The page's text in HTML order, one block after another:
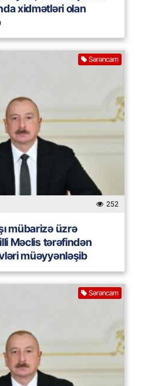
xidmətləri olan
Sərəncam
252
mübarizə üzrə
Məclis tərəfindən
müəyyənləşib
Sərəncam